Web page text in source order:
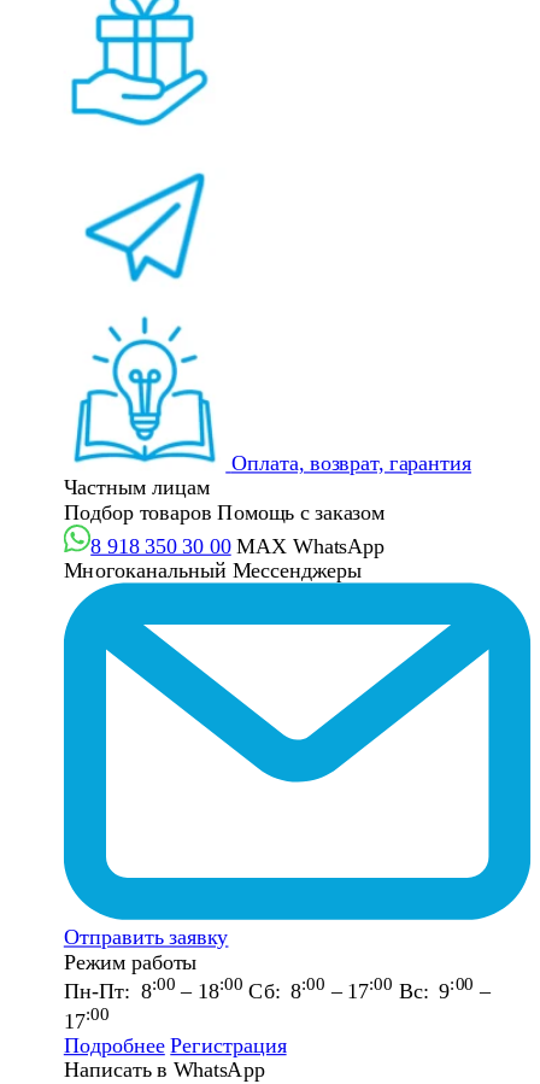
Оплата, возврат, гарантия
Частным лицам
Подбор товаров Помощь с заказом
8 918 350 30 00 MAX WhatsApp
Многоканальный Мессенджеры
Отправить заявку
Режим работы
Пн-Пт: 8:00 – 18:00 Сб: 8:00 – 17:00 Вс: 9:00 –
17:00
Подробнее Регистрация
Написать в WhatsApp